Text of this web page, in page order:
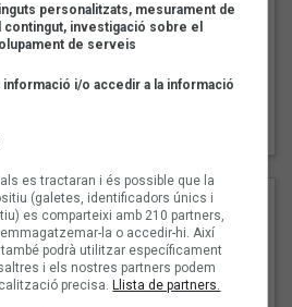
personalitzats, mesurament de
contingut, investigació sobre el
de serveis
informació i/o accedir a la informació
es tractaran i és possible que la
(galetes, identificadors únics i
es comparteixi amb 210 partners,
la o accedir-hi. Així
podrà utilitzar específicament
i els nostres partners podem
precisa. Llista de partners.